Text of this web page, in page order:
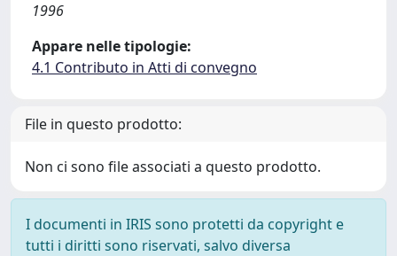
1996
Appare nelle tipologie:
4.1 Contributo in Atti di convegno
File in questo prodotto:
Non ci sono file associati a questo prodotto.
I documenti in IRIS sono protetti da copyright e
tutti i diritti sono riservati, salvo diversa